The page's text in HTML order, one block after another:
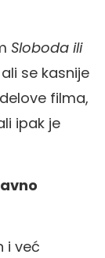
Sloboda ili
se kasnije
filma,
ipak je
i već